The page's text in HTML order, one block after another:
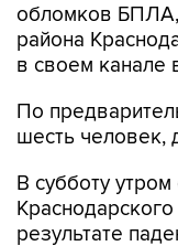
в своем канале
По
В субботу
результате
произошло
сообщалось о